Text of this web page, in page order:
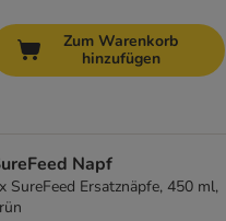
Zum Warenkorb
hinzufügen
Napf
SureFeed Ersatznäpfe, 450 ml,